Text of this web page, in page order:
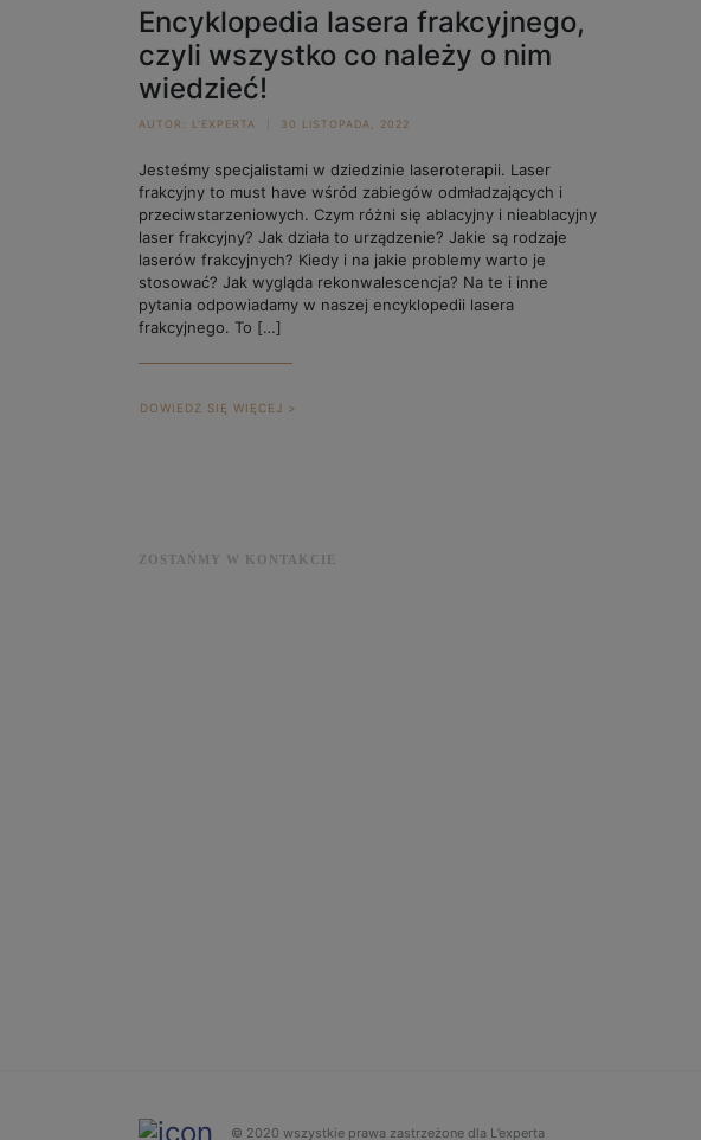
Encyklopedia lasera frakcyjnego,
czyli wszystko co należy o nim
wiedzieć!
AUTOR: L'EXPERTA 30 LISTOPADA, 2022
Jesteśmy specjalistami w dziedzinie laseroterapii. Laser
frakcyjny to must have wśród zabiegów odmładzających i
przeciwstarzeniowych. Czym różni się ablacyjny i nieablacyjny
laser frakcyjny? Jak działa to urządzenie? Jakie są rodzaje
laserów frakcyjnych? Kiedy i na jakie problemy warto je
stosować? Jak wygląda rekonwalescencja? Na te i inne
pytania odpowiadamy w naszej encyklopedii lasera
frakcyjnego. To […]
DOWIEDZ SIĘ WIĘCEJ >
ZOSTAŃMY W KONTAKCIE
© 2020 wszystkie prawa zastrzeżone dla L’experta